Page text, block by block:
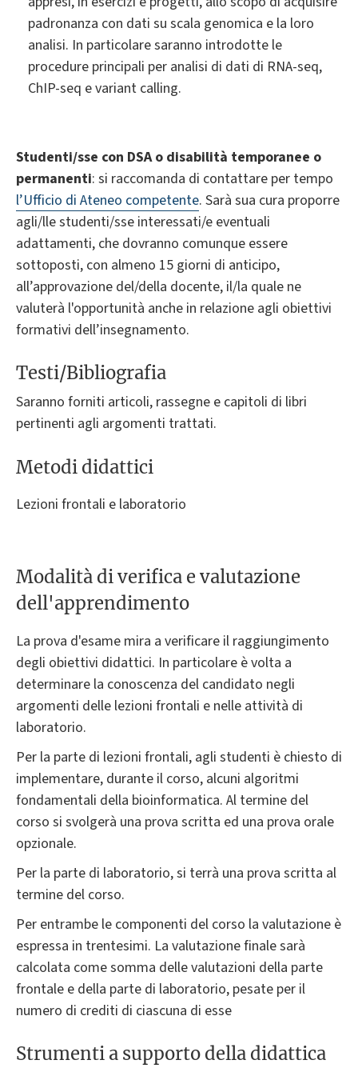
padronanza con dati su scala genomica e la loro
analisi. In particolare saranno introdotte le
procedure principali per analisi di dati di RNA-seq,
ChIP-seq e variant calling.
Studenti/sse con DSA o disabilità temporanee o
permanenti: si raccomanda di contattare per tempo
l’Ufficio di Ateneo competente. Sarà sua cura proporre
agli/lle studenti/sse interessati/e eventuali
adattamenti, che dovranno comunque essere
sottoposti, con almeno 15 giorni di anticipo,
all’approvazione del/della docente, il/la quale ne
valuterà l'opportunità anche in relazione agli obiettivi
formativi dell’insegnamento.
Testi/Bibliografia
Saranno forniti articoli, rassegne e capitoli di libri
pertinenti agli argomenti trattati.
Metodi didattici
Lezioni frontali e laboratorio
Modalità di verifica e valutazione
dell'apprendimento
La prova d'esame mira a verificare il raggiungimento
degli obiettivi didattici. In particolare è volta a
determinare la conoscenza del candidato negli
argomenti delle lezioni frontali e nelle attività di
laboratorio.
Per la parte di lezioni frontali, agli studenti è chiesto di
implementare, durante il corso, alcuni algoritmi
fondamentali della bioinformatica. Al termine del
corso si svolgerà una prova scritta ed una prova orale
opzionale.
Per la parte di laboratorio, si terrà una prova scritta al
termine del corso.
Per entrambe le componenti del corso la valutazione è
espressa in trentesimi. La valutazione finale sarà
calcolata come somma delle valutazioni della parte
frontale e della parte di laboratorio, pesate per il
numero di crediti di ciascuna di esse
Strumenti a supporto della didattica